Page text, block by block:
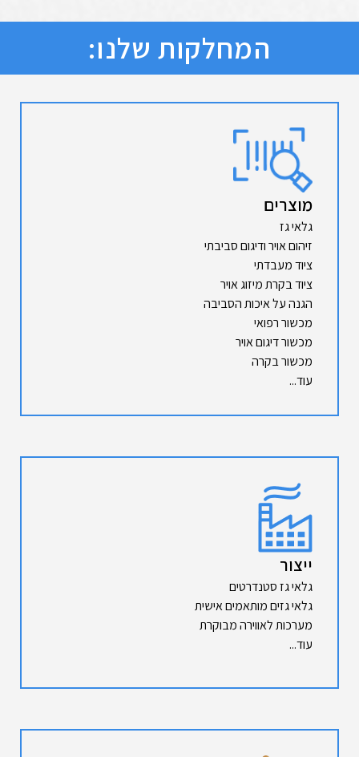
המחלקות שלנו:
מוצרים
גלאי גז
זיהום אויר ודיגום סביבתי
ציוד מעבדתי
ציוד בקרת מיזוג אויר
הגנה על איכות הסביבה
מכשור רפואי
מכשור דיגום אויר
מכשור בקרה
עוד...
ייצור
גלאי גז סטנדרטים
גלאי גזים מותאמים אישית
מערכות לאווירה מבוקרת
עוד...